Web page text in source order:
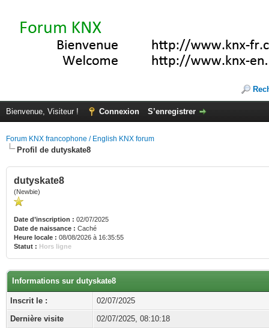
Bienvenue, Visiteur ! Connexion S’enregistrer
Forum KNX francophone / English KNX forum
Profil de dutyskate8
dutyskate8
(Newbie)
Date d’inscription : 02/07/2025
Date de naissance : Caché
Heure locale : 08/08/2026 à 16:35:55
Statut : Hors ligne
Informations sur dutyskate8
Inscrit le :
02/07/2025
Dernière visite
02/07/2025, 08:10:18